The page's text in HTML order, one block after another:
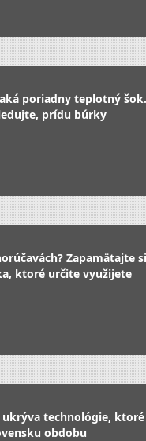
poriadny teplotný
prídu búrky
Zapamätajte
ktoré určite využijete
ukrýva technológie, ktoré
obdobu